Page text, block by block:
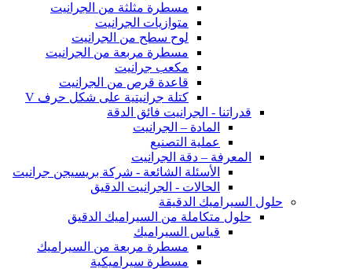
مسطرة مثلثة من الجرانيت
متوازيات الجرانيت
لوح سطح من الجرانيت
مسطرة مربعة من الجرانيت
مكعب جرانيت
قاعدة قرص من الجرانيت
كتلة جرانيتية على شكل حرف V
قدراتنا - الجرانيت فائق الدقة
المادة – الجرانيت
عملية التصنيع
المعرفة – دقة الجرانيت
الأسئلة الشائعة - شركة بريسيجن جرانيت
الحالات - الجرانيت الدقيق
حلول السيراميك الدقيقة
حلول متكاملة من السيراميك الدقيق
قياس السيراميك
مسطرة مربعة من السيراميك
مسطرة سيراميكية